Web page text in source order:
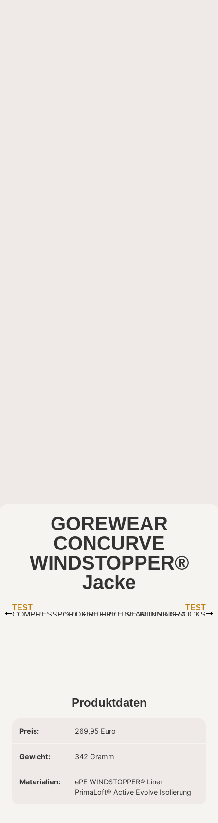
TEST
COMPRESSPORT FEELFREE SEAMLESS BRA
TEST
STOX REFLECTIVE RUNNING SOCKS
GOREWEAR
CONCURVE
WINDSTOPPER®
Jacke
Produktdaten
Preis: 269,95 Euro
Gewicht: 342 Gramm
Materialien:
ePE WINDSTOPPER® Liner,
PrimaLoft® Active Evolve Isolierung